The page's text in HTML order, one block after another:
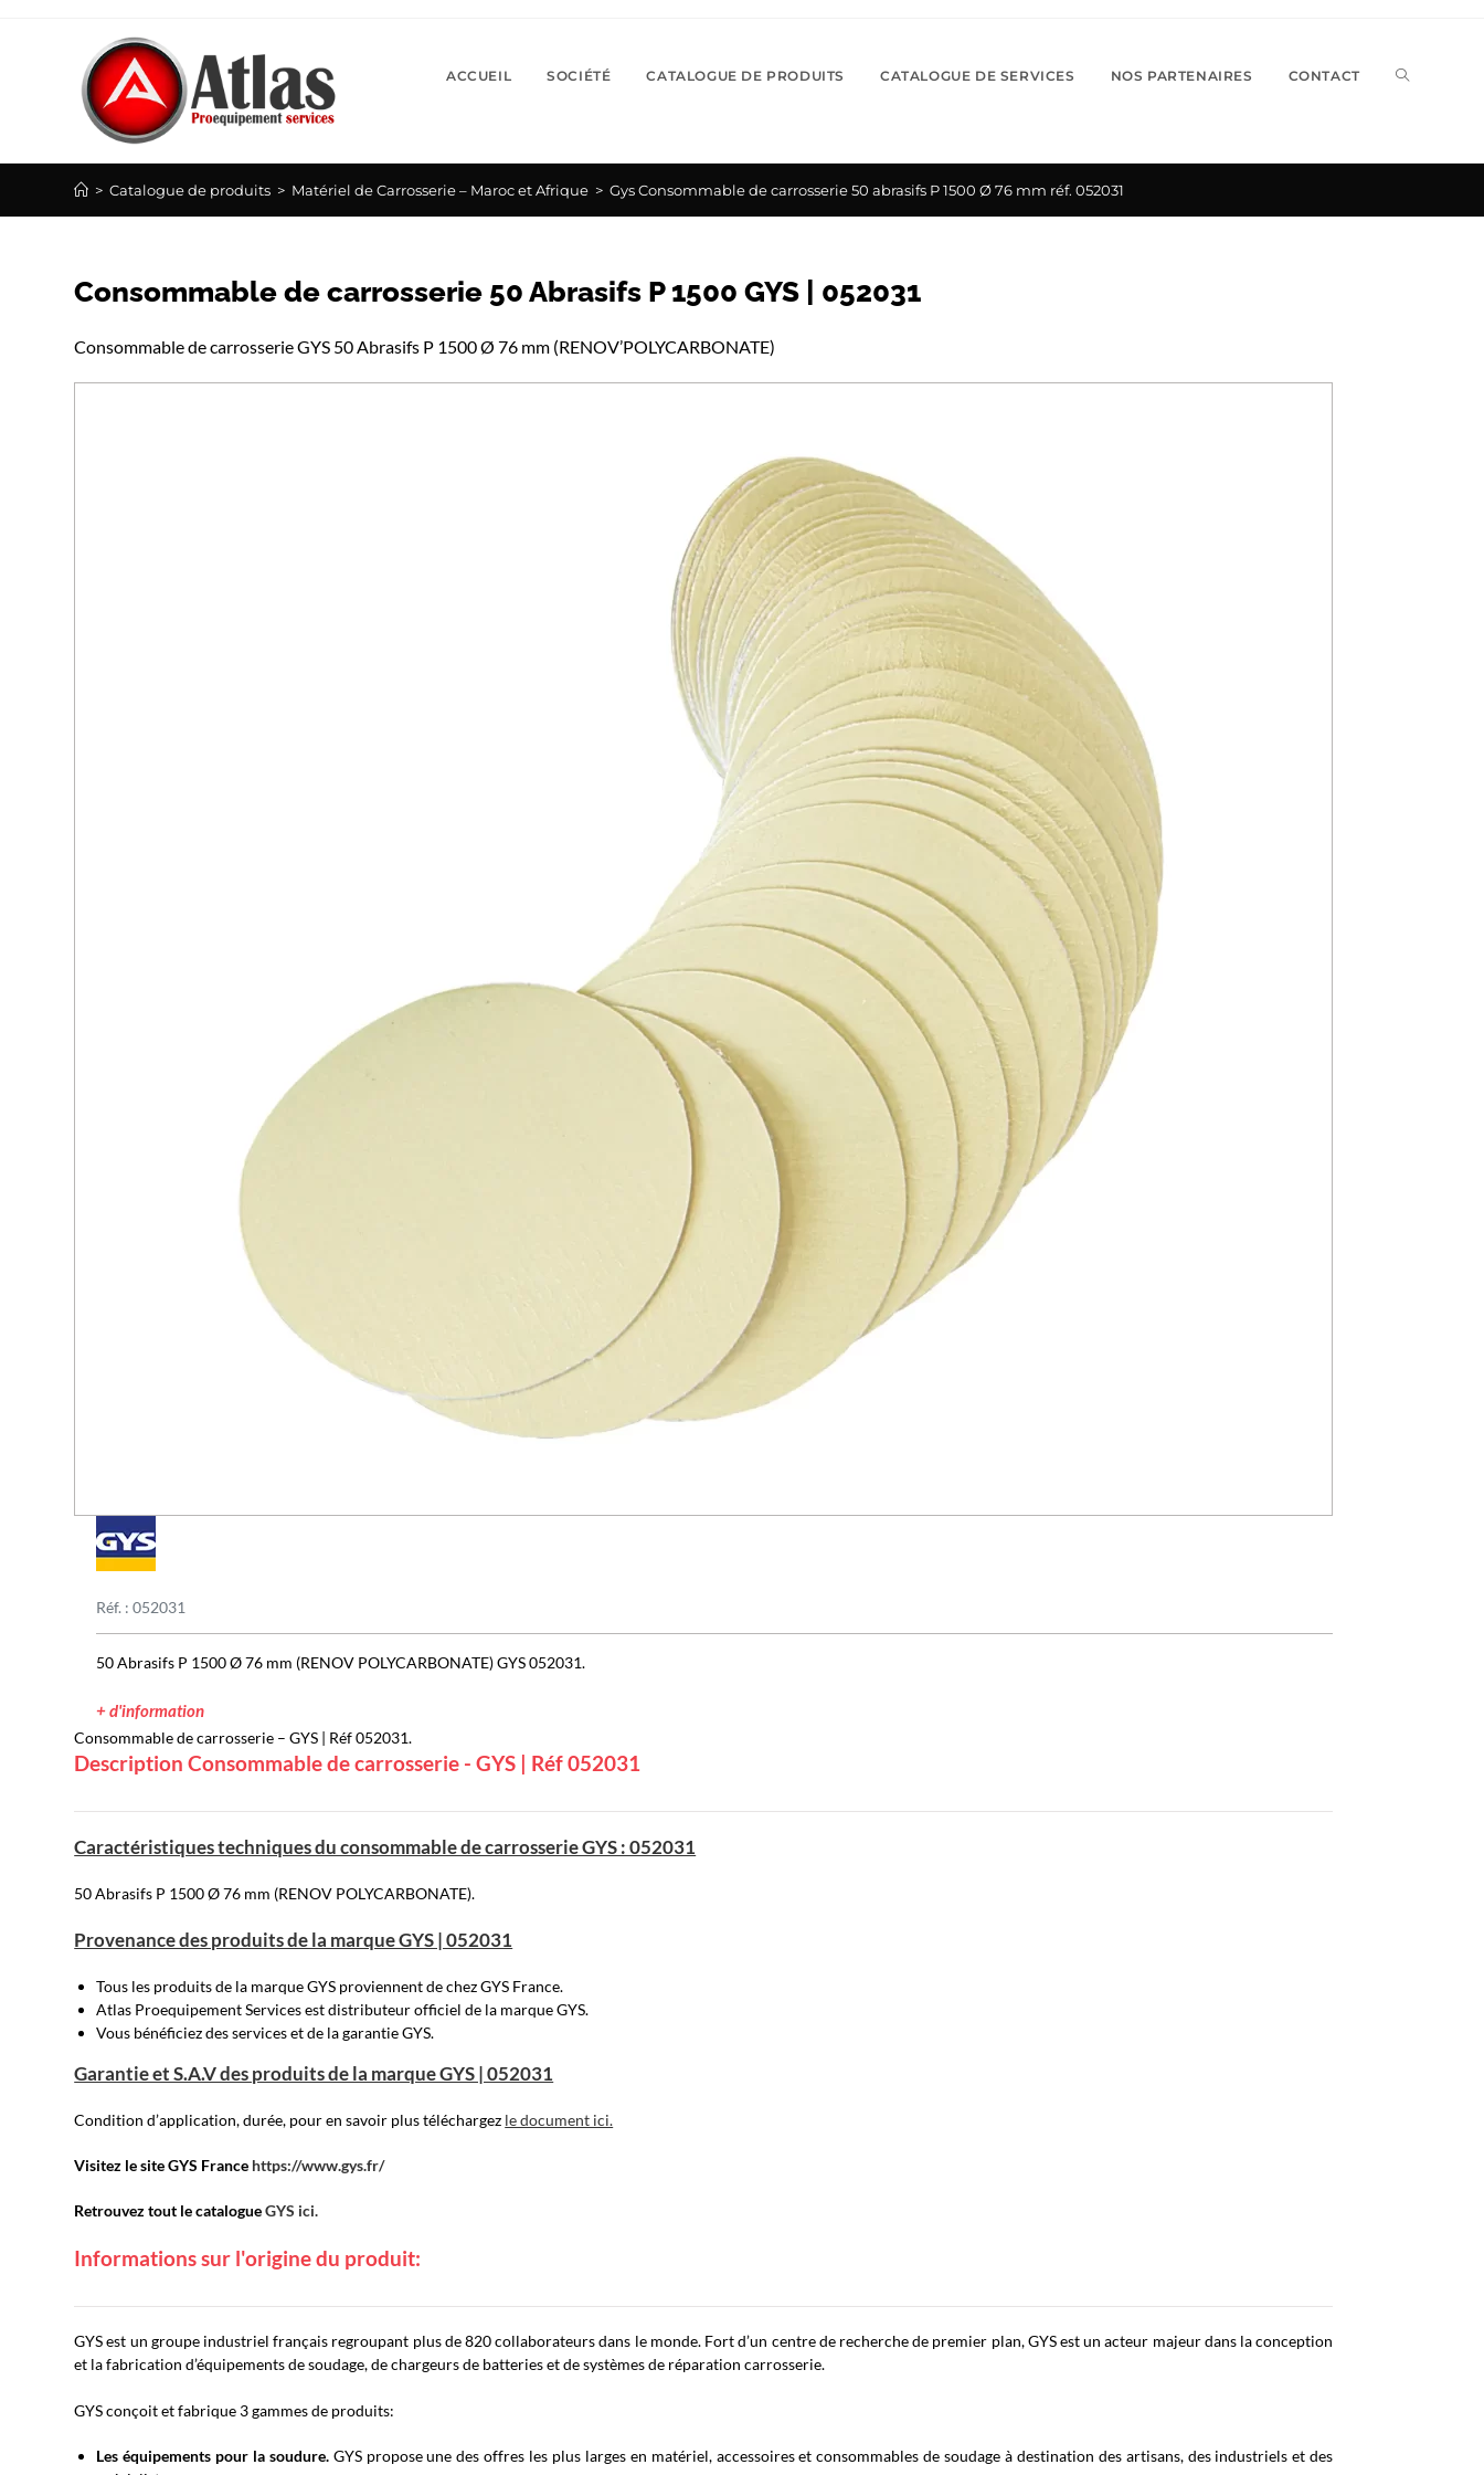
ACCUEIL SOCIÉTÉ CATALOGUE DE PRODUITS CATALOGUE DE SERVICES NOS PARTENAIRES CONTACT TOGGLE
WEBSITE
> Catalogue de produits > Matériel de Carrosserie – Maroc et Afrique > Gys Consommable de carrosserie 50 abrasifs P 1500 Ø 76 mm réf. 052031
Consommable de carrosserie 50 Abrasifs P 1500 GYS | 052031
Consommable de carrosserie GYS 50 Abrasifs P 1500 Ø 76 mm (RENOV’POLYCARBONATE)
Réf. : 052031
50 Abrasifs P 1500 Ø 76 mm (RENOV POLYCARBONATE) GYS 052031.
+ d'information
Consommable de carrosserie – GYS | Réf 052031.
Description Consommable de carrosserie - GYS | Réf 052031
Caractéristiques techniques du consommable de carrosserie GYS : 052031
50 Abrasifs P 1500 Ø 76 mm (RENOV POLYCARBONATE).
Provenance des produits de la marque GYS | 052031
Tous les produits de la marque GYS proviennent de chez GYS France.
Atlas Proequipement Services est distributeur officiel de la marque GYS.
Vous bénéficiez des services et de la garantie GYS.
Garantie et S.A.V des produits de la marque GYS | 052031
Condition d’application, durée, pour en savoir plus téléchargez le document ici.
Visitez le site GYS France https://www.gys.fr/
Retrouvez tout le catalogueGYS ici.
Informations sur l'origine du produit:
GYS est un groupe industriel français regroupant plus de 820 collaborateurs dans le monde. Fort d’un centre de recherche de premier plan, GYS est un acteur majeur dans la conception
et la fabrication d’équipements de soudage, de chargeurs de batteries et de systèmes de réparation carrosserie.
GYS conçoit et fabrique 3 gammes de produits:
Les équipements pour la soudure.GYS propose une des offres les plus larges en matériel, accessoires et consommables de soudage à destination des artisans, des industriels et des